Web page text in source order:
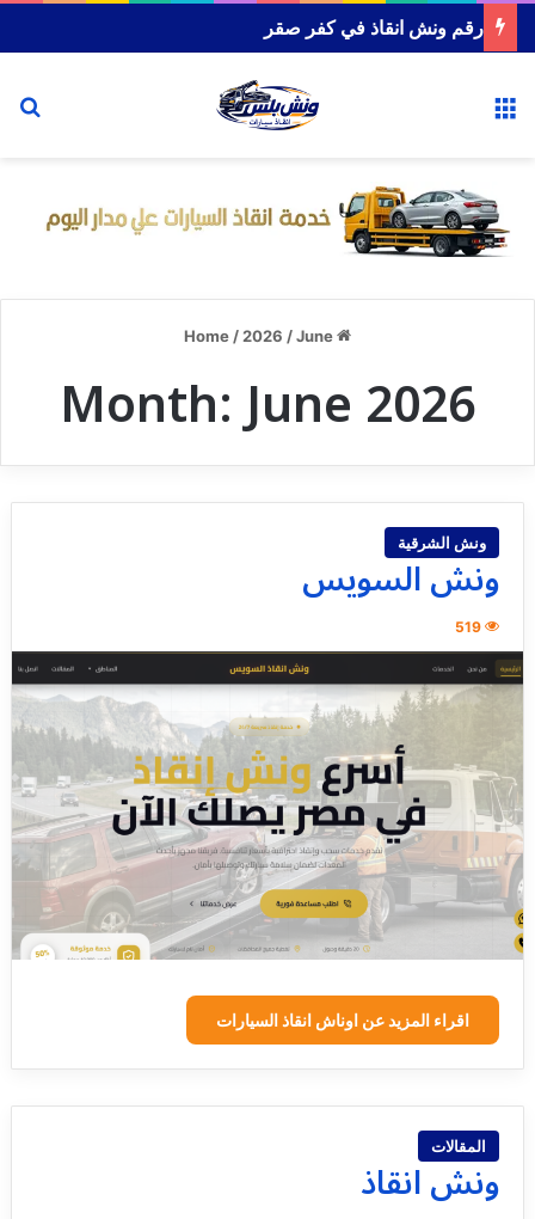
رقم ونش انقاذ شربين
/ 2026 /June
Month:June 2026
ونش الشرقية
ونش السويس
519
اقراء المزيد عن اوناش انقاذ السيارات
المقالات
ونش انقاذ